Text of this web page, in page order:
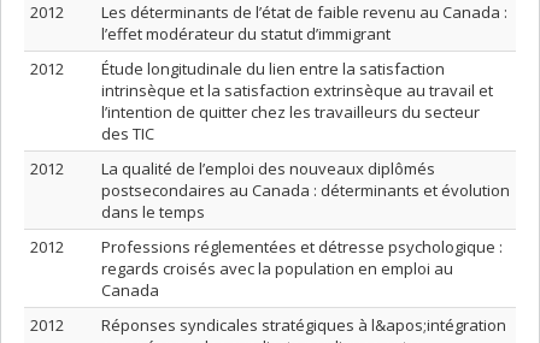
2012
Les déterminants de l’état de faible revenu au Canada :
l’effet modérateur du statut d’immigrant
2012
Étude longitudinale du lien entre la satisfaction
intrinsèque et la satisfaction extrinsèque au travail et
l’intention de quitter chez les travailleurs du secteur
des TIC
2012
La qualité de l’emploi des nouveaux diplômés
postsecondaires au Canada : déterminants et évolution
dans le temps
2012
Professions réglementées et détresse psychologique :
regards croisés avec la population en emploi au
Canada
2012
Réponses syndicales stratégiques à l&apos;intégration